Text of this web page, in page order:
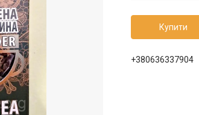
Купити
+380636337904